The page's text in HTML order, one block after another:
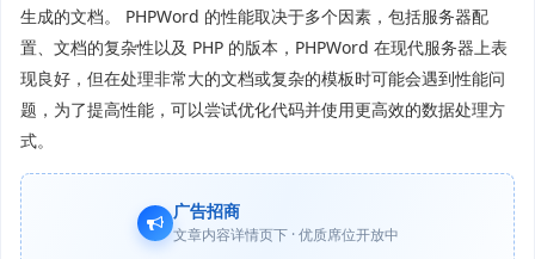
生成的文档。 PHPWord 的性能取决于多个因素，包括服务器配
置、文档的复杂性以及 PHP 的版本，PHPWord 在现代服务器上表
现良好，但在处理非常大的文档或复杂的模板时可能会遇到性能问
题，为了提高性能，可以尝试优化代码并使用更高效的数据处理方
式。
广告招商
文章内容详情页下 · 优质席位开放中